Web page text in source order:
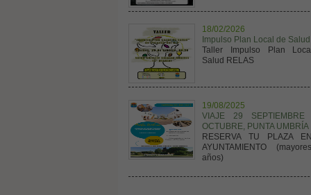
18/02/2026
Impulso Plan Local de Salud
Taller Impulso Plan
Salud RELAS
19/08/2025
VIAJE 29
OCTUBRE, PUNTA UMBRÍA
RESERVA TU PLAZA
AYUNTAMIENTO
años)